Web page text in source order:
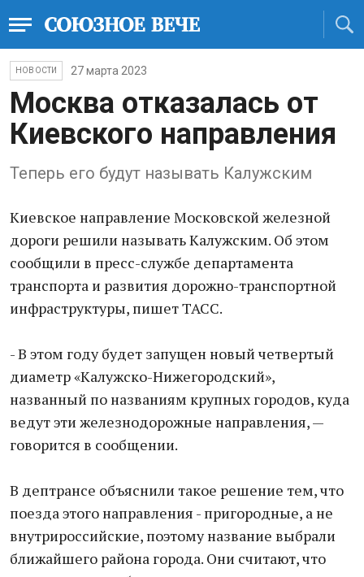
НОВОСТИ 27 марта 2023
Москва отказалась от
Киевского направления
Теперь его будут называть Калужским
Киевское направление Московской железной
дороги решили называть Калужским. Об этом
сообщили в пресс-службе департамента
транспорта и развития дорожно-транспортной
инфраструктуры, пишет ТАСС.
- В этом году будет запущен новый четвертый
диаметр «Калужско-Нижегородский»,
названный по названиям крупных городов, куда
ведут эти железнодорожные направления, —
говорится в сообщении.
В дептрансе объяснили такое решение тем, что
поезда этого направления - пригородные, а не
внутрироссийские, поэтому название выбрали
ближайшего района города. Они считают, что